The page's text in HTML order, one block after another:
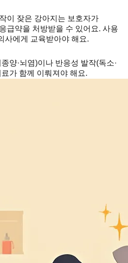
이 잦은 강아지는 보호자가
급약을 처방받을 수 있어요. 사용
사에게 교육받아야 해요.
양·뇌염)이나 반응성 발작(독소·
가 함께 이뤄져야 해요.